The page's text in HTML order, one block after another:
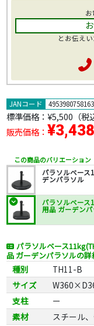
JANコード 4953980758163
標準価格： ¥5,500 （税
販売価格： ¥3,438
この商品のバリエーション
パラソルベース
デンパラソル
パラソルベース
用品 ガーデン
パラソルベース
品 ガーデンパラソルの詳
種別
TH11-B
サイズ
支柱
ー
素材
スチール
とお伝え